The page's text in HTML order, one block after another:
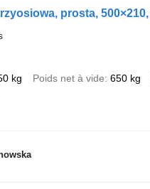
prosta,
kg Poids net à vide 650 kg